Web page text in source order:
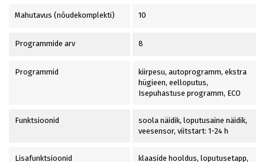
Mahutavus (nõudekomplekti) 10
Programmide arv 8
Programmid
kiirpesu, autoprogramm, ekstra
hügieen, eelloputus,
Isepuhastuse programm, ECO
Funktsioonid
soola näidik, loputusaine näidik,
veesensor, viitstart: 1-24 h
Lisafunktsioonid
klaaside hooldus, loputusetapp,